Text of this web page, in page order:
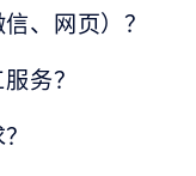
、网页）？
务？